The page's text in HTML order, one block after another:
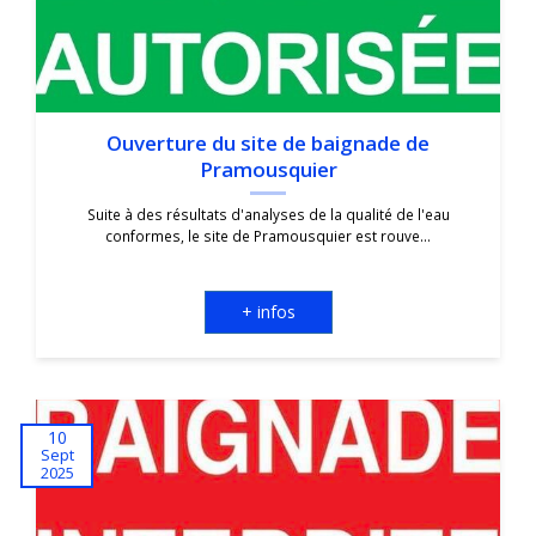
Ouverture du site de baignade de
Pramousquier
Suite à des résultats d'analyses de la qualité de l'eau
conformes, le site de Pramousquier est rouve...
+ infos
10
Sept
2025